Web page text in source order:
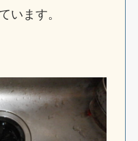
います。